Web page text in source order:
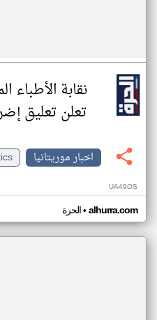
نقابة الأطباء
تعلن تعليق
اخبار موريتانيا
UA49OS
الحرة• alhurra.com